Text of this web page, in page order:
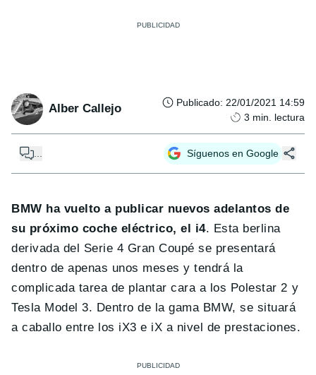
Alber Callejo Publicado: 22/01/2021 14:59
3 min. lectura
Síguenos en Google
BMW ha vuelto a publicar nuevos adelantos de
su próximo coche eléctrico, el i4. Esta berlina
derivada del Serie 4 Gran Coupé se presentará
dentro de apenas unos meses y tendrá la
complicada tarea de plantar cara a los Polestar 2 y
Tesla Model 3. Dentro de la gama BMW, se situará
a caballo entre los iX3 e iX a nivel de prestaciones.